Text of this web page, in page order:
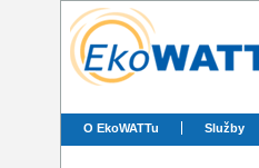
O EkoWATTu Služby